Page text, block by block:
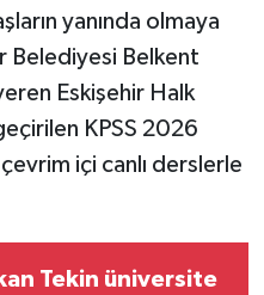
yanında olmaya
Belediyesi Belkent
Eskişehir Halk
KPSS 2026
içi canlı derslerle
Tekin üniversite